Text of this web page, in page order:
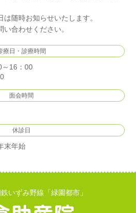
随時お知らせいたします。
合わせください。
療日・診療時間
00～16：00
面会時間
休診日
末年始
いずみ野線「緑園都市」